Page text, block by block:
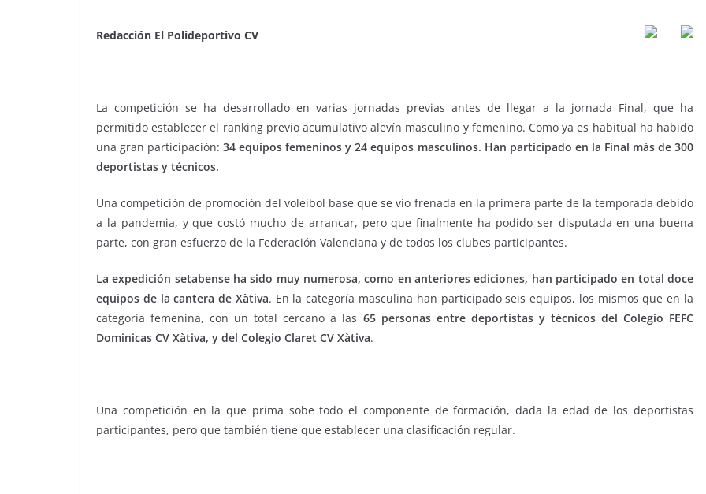
Redacción El Polideportivo CV
La competición se ha desarrollado en varias jornadas previas antes de llegar a la jornada Final, que ha
permitido establecer el ranking previo acumulativo alevín masculino y femenino. Como ya es habitual ha habido
una gran participación:34 equipos femeninos y 24 equipos masculinos. Han participado en la Final más de 300
deportistas y técnicos.
Una competición de promoción del voleibol base que se vio frenada en la primera parte de la temporada debido
a la pandemia, y que costó mucho de arrancar, pero que finalmente ha podido ser disputada en una buena
parte, con gran esfuerzo de la Federación Valenciana y de todos los clubes participantes.
La expedición setabense ha sido muy numerosa, como en anteriores ediciones, han participado en total doce
equipos de la cantera de Xàtiva. En la categoría masculina han participado seis equipos, los mismos que en la
categoría femenina, con un total cercano a las 65 personas entre deportistas y técnicos del Colegio FEFC
Dominicas CV Xàtiva, y del Colegio Claret CV Xàtiva.
Una competición en la que prima sobe todo el componente de formación, dada la edad de los deportistas
participantes, pero que también tiene que establecer una clasificación regular.